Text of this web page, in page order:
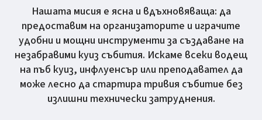
Нашата мисия е ясна и вдъхновяваща: да
предоставим на организаторите и играчите
удобни и мощни инструменти за създаване на
незабравими куиз събития. Искаме всеки водещ
на пъб куиз, инфлуенсър или преподавател да
може лесно да стартира тривия събитие без
излишни технически затруднения.